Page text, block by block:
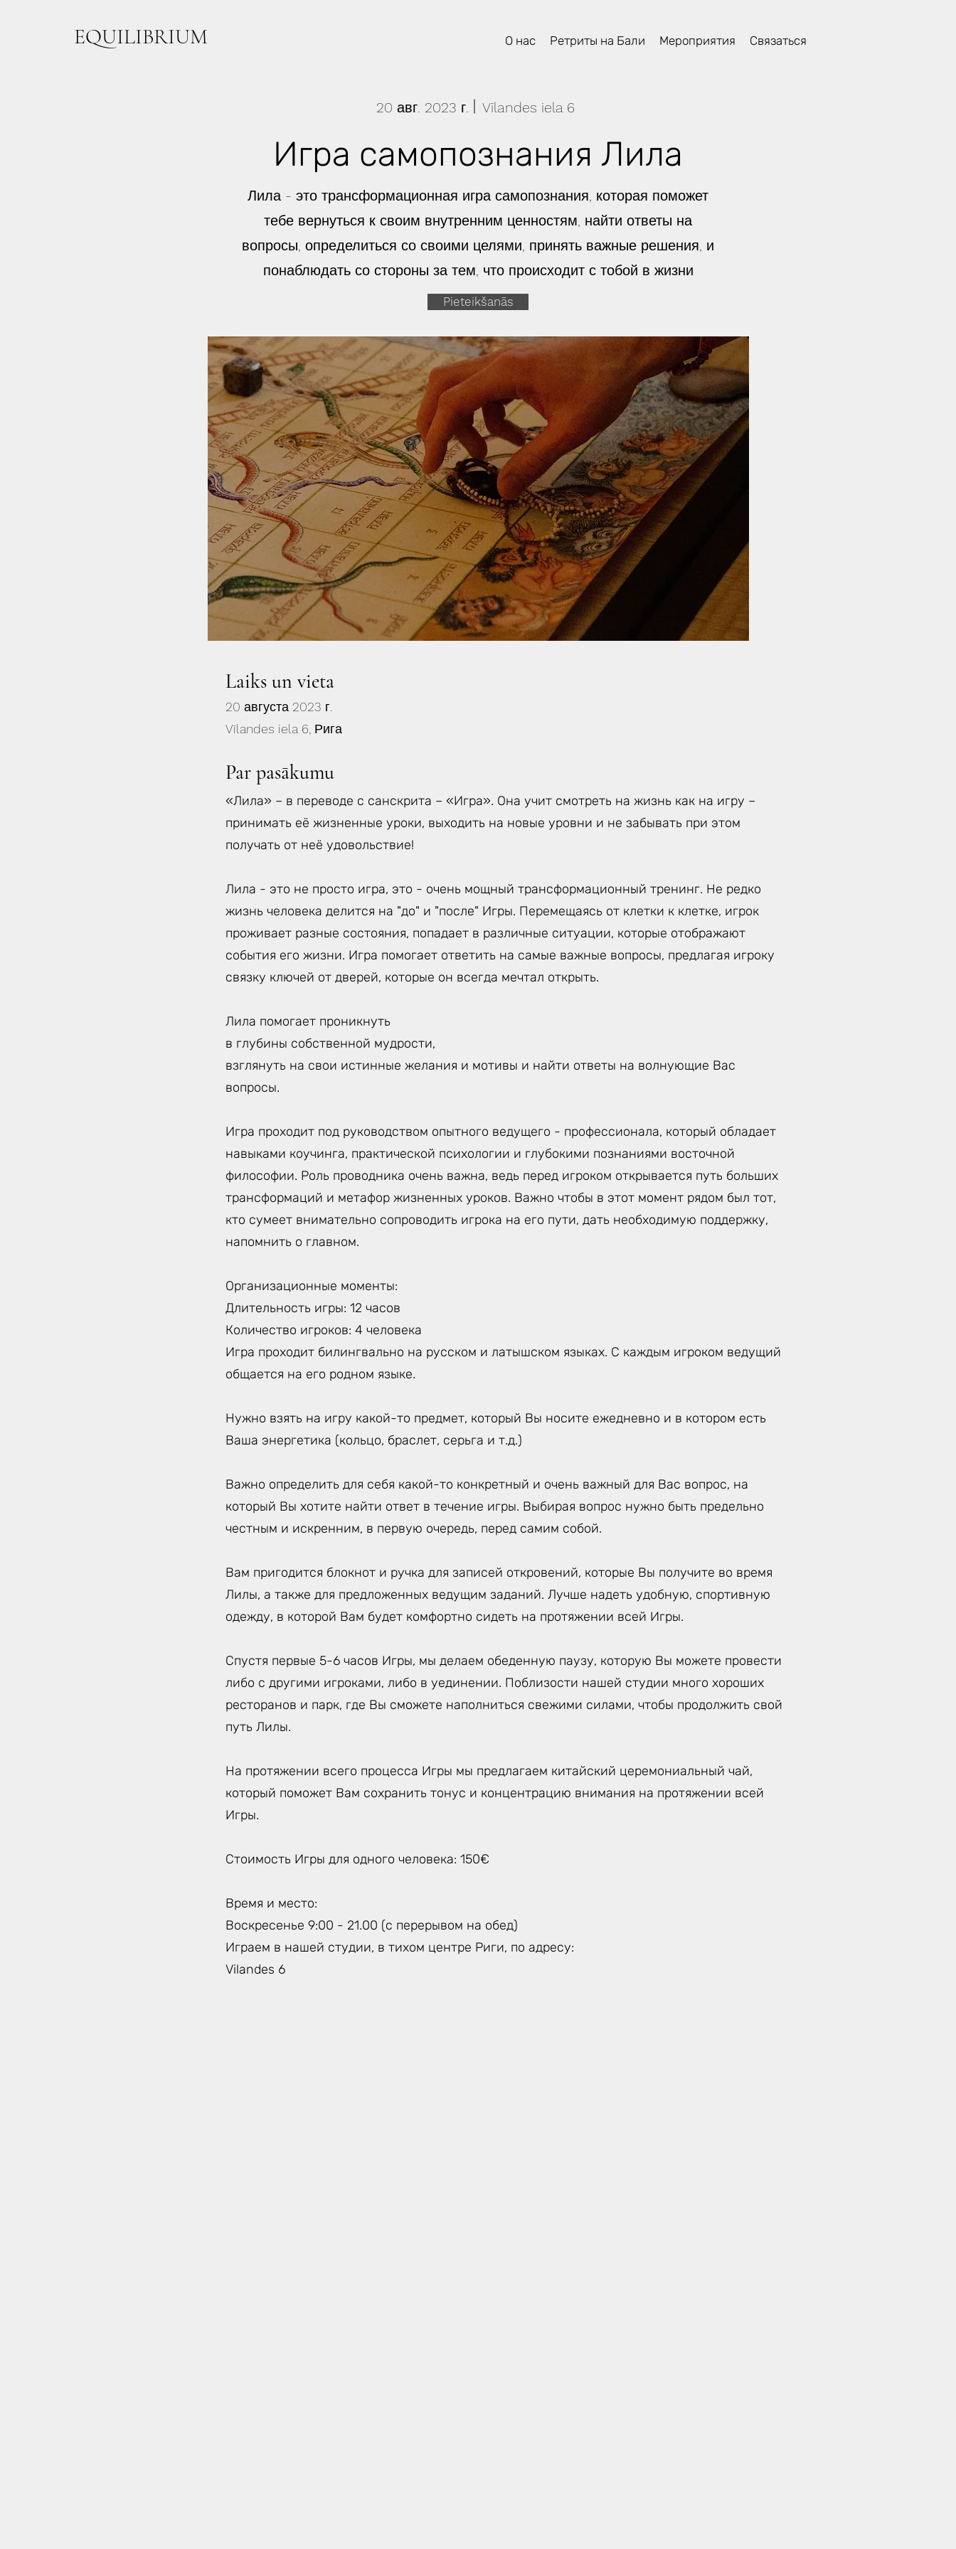
EQUILIBRIUM О нас Ретриты на Бали Мероприятия Связаться
20 авг. 2023 г. Vīlandes iela 6
Игра самопознания Лила
Лила - это трансформационная игра самопознания, которая поможет
тебе вернуться к своим внутренним ценностям, найти ответы на
вопросы, определиться со своими целями, принять важные решения, и
понаблюдать со стороны за тем, что происходит с тобой в жизни
Pieteikšanās
Laiks un vieta
20 августа 2023 г.
Vīlandes iela 6, Рига
Par pasākumu
«Лила» – в переводе с санскрита – «Игра». Она учит смотреть на жизнь как на игру –
принимать её жизненные уроки, выходить на новые уровни и не забывать при этом
получать от неё удовольствие!
Лила - это не просто игра, это - очень мощный трансформационный тренинг. Не редко
жизнь человека делится на "до" и "после" Игры. Перемещаясь от клетки к клетке, игрок
проживает разные состояния, попадает в различные ситуации, которые отображают
события его жизни. Игра помогает ответить на самые важные вопросы, предлагая игроку
связку ключей от дверей, которые он всегда мечтал открыть.
Лила помогает проникнуть
в глубины собственной мудрости,
взглянуть на свои истинные желания и мотивы и найти ответы на волнующие Вас
вопросы.
Игра проходит под руководством опытного ведущего - профессионала, который обладает
навыками коучинга, практической психологии и глубокими познаниями восточной
философии. Роль проводника очень важна, ведь перед игроком открывается путь больших
трансформаций и метафор жизненных уроков. Важно чтобы в этот момент рядом был тот,
кто сумеет внимательно сопроводить игрока на его пути, дать необходимую поддержку,
напомнить о главном.
Организационные моменты:
Длительность игры: 12 часов
Количество игроков: 4 человека
Игра проходит билингвально на русском и латышском языках. С каждым игроком ведущий
общается на его родном языке.
Нужно взять на игру какой-то предмет, который Вы носите ежедневно и в котором есть
Ваша энергетика (кольцо, браслет, серьга и т.д.)
Важно определить для себя какой-то конкретный и очень важный для Вас вопрос, на
который Вы хотите найти ответ в течение игры. Выбирая вопрос нужно быть предельно
честным и искренним, в первую очередь, перед самим собой.
Вам пригодится блокнот и ручка для записей откровений, которые Вы получите во время
Лилы, а также для предложенных ведущим заданий. Лучше надеть удобную, спортивную
одежду, в которой Вам будет комфортно сидеть на протяжении всей Игры.
Спустя первые 5-6 часов Игры, мы делаем обеденную паузу, которую Вы можете провести
либо с другими игроками, либо в уединении. Поблизости нашей студии много хороших
ресторанов и парк, где Вы сможете наполниться свежими силами, чтобы продолжить свой
путь Лилы.
На протяжении всего процесса Игры мы предлагаем китайский церемониальный чай,
который поможет Вам сохранить тонус и концентрацию внимания на протяжении всей
Игры.
Стоимость Игры для одного человека: 150€
Время и место:
Воскресенье 9:00 - 21.00 (с перерывом на обед)
Играем в нашей студии, в тихом центре Риги, по адресу:
Vilandes 6